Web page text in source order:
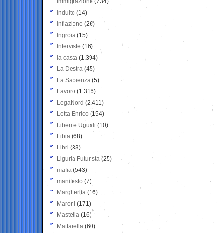
Immigrazione (734)
indulto (14)
inflazione (26)
Ingroia (15)
Interviste (16)
la casta (1.394)
La Destra (45)
La Sapienza (5)
Lavoro (1.316)
LegaNord (2.411)
Letta Enrico (154)
Liberi e Uguali (10)
Libia (68)
Libri (33)
Liguria Futurista (25)
mafia (543)
manifesto (7)
Margherita (16)
Maroni (171)
Mastella (16)
Mattarella (60)